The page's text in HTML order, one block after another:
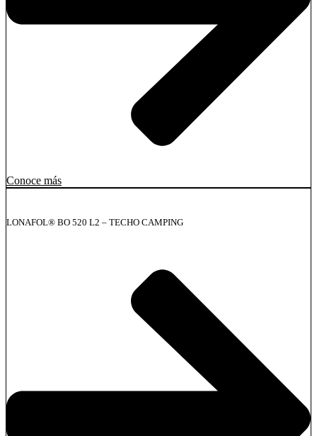
Conoce más
LONAFOL® BO 520 L2 – TECHO CAMPING